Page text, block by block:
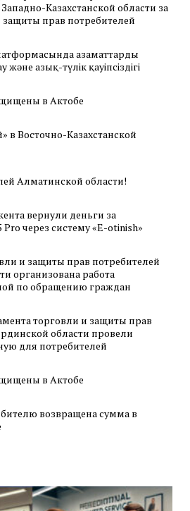
Казахстанской области за
защиты прав потребителей
азаматтарды
азық-түлік қауіпсіздігі
в Актобе
в Восточно-Казахстанской
Алматинской области!
вернули деньги за
через систему «E-otinish»
и защиты прав потребителей
организована работа
по обращению граждан
торговли и защиты прав
области провели
для потребителей
в Актобе
возвращена сумма в